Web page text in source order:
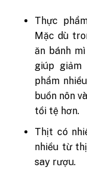
Thực
Mặc dù
ăn bánh
giúp
phẩm
buồn nôn
tồi tệ hơn.
Thịt có
nhiều từ
say rượu.